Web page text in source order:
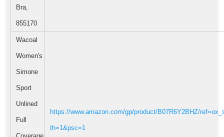
Bra,
855170
Wacoal
Women's
Simone
Sport
Unlined
Full
https://www.amazon.com/gp/product/B07R6Y2BHZ/
th=1&psc=1